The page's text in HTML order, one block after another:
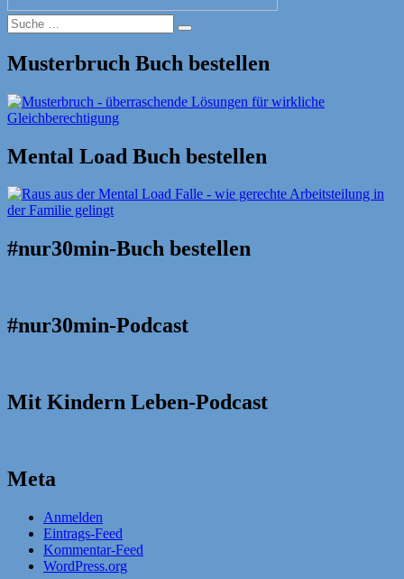
Suche
nach:
Suche
Musterbruch Buch bestellen
Mental Load Buch bestellen
#nur30min-Buch bestellen
#nur30min-Podcast
Mit Kindern Leben-Podcast
Meta
Anmelden
Eintrags-Feed
Kommentar-Feed
WordPress.org